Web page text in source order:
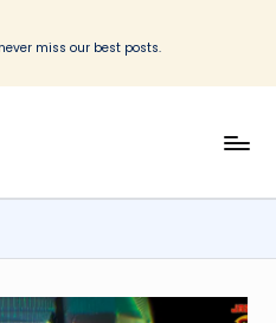
miss our best posts.